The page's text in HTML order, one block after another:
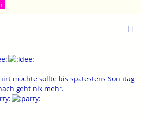
möchte sollte bis spätestens Sonntag
geht nix mehr.